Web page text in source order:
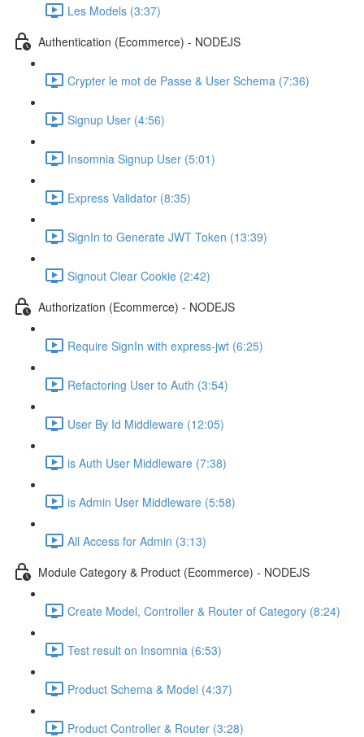
Les Models (3:37)
Authentication (Ecommerce) - NODEJS
Crypter le mot de Passe & User Schema (7:36)
Signup User (4:56)
Insomnia Signup User (5:01)
Express Validator (8:35)
SignIn to Generate JWT Token (13:39)
Signout Clear Cookie (2:42)
Authorization (Ecommerce) - NODEJS
Require SignIn with express-jwt (6:25)
Refactoring User to Auth (3:54)
User By Id Middleware (12:05)
is Auth User Middleware (7:38)
is Admin User Middleware (5:58)
All Access for Admin (3:13)
Module Category & Product (Ecommerce) - NODEJS
Create Model, Controller & Router of Category (8:24)
Test result on Insomnia (6:53)
Product Schema & Model (4:37)
Product Controller & Router (3:28)